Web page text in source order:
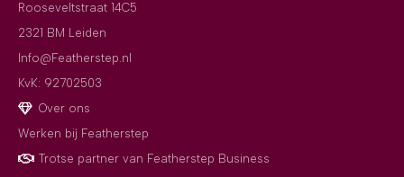
Rooseveltstraat 14C5
2321 BM Leiden
Info@Featherstep.nl
KvK: 92702503
Over ons
Werken bij Featherstep
Trotse partner van Featherstep Business